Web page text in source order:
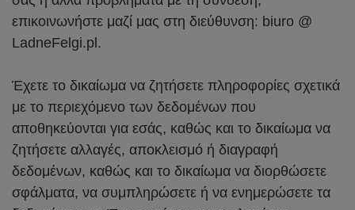
επικοινωνήστε μαζί μας στη διεύθυνση: biuro @
LadneFelgi.pl.
Έχετε το δικαίωμα να ζητήσετε πληροφορίες σχετικά
με το περιεχόμενο των δεδομένων που
αποθηκεύονται για εσάς, καθώς και το δικαίωμα να
ζητήσετε αλλαγές, αποκλεισμό ή διαγραφή
δεδομένων, καθώς και το δικαίωμα να διορθώσετε
σφάλματα, να συμπληρώσετε ή να ενημερώσετε τα